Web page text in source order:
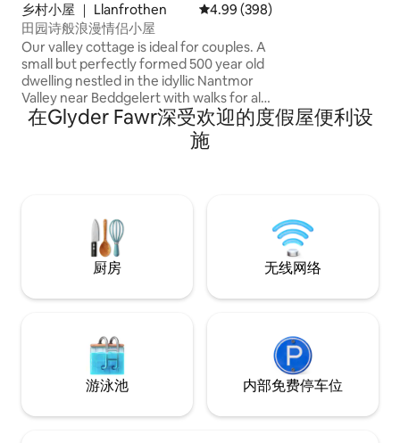
乡村小屋 ｜ Llanfrothen 平均评分 4.99 分（满分 5 分），
4.99 (398)
田园诗般浪漫情侣小屋
Our valley cottage is ideal for couples. A
small but perfectly formed 500 year old
dwelling nestled in the idyllic Nantmor
Valley near Beddgelert with walks for all
abilities directly from the front door We
have gorgeous views to sit & gaze out
onto through the wall of glass from
tranquility together
在Glyder Fawr深受欢迎的度假屋便利设
施
厨房 无线网络
游泳池 内部免费停车位